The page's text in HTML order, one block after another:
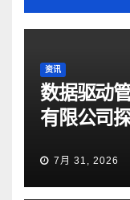
资讯
数据驱动
有限公司
7月 31, 2026